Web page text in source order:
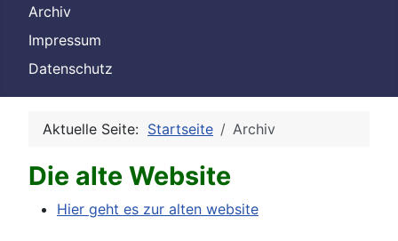
Archiv
Impressum
Datenschutz
Aktuelle Seite: Startseite Archiv
Die alte Website
Hier geht es zur alten website